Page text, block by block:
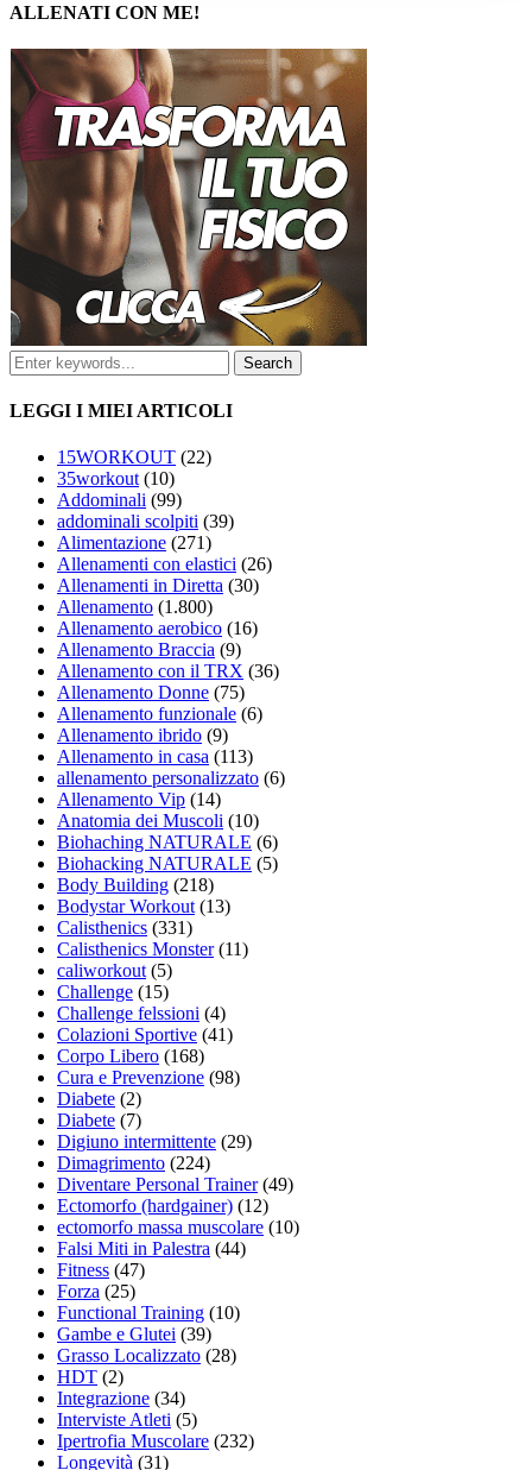
ALLENATI CON ME!
LEGGI I MIEI ARTICOLI
15WORKOUT (22)
35workout (10)
Addominali (99)
addominali scolpiti (39)
Alimentazione (271)
Allenamenti con elastici (26)
Allenamenti in Diretta (30)
Allenamento (1.800)
Allenamento aerobico (16)
Allenamento Braccia (9)
Allenamento con il TRX (36)
Allenamento Donne (75)
Allenamento funzionale (6)
Allenamento ibrido (9)
Allenamento in casa (113)
allenamento personalizzato (6)
Allenamento Vip (14)
Anatomia dei Muscoli (10)
Biohaching NATURALE (6)
Biohacking NATURALE (5)
Body Building (218)
Bodystar Workout (13)
Calisthenics (331)
Calisthenics Monster(11)
caliworkout (5)
Challenge (15)
Challenge felssioni (4)
Colazioni Sportive (41)
Corpo Libero (168)
Cura e Prevenzione (98)
Diabete (2)
Diabete (7)
Digiuno intermittente (29)
Dimagrimento (224)
Diventare Personal Trainer(49)
Ectomorfo (hardgainer) (12)
ectomorfo massa muscolare (10)
Falsi Miti in Palestra (44)
Fitness (47)
Forza (25)
Functional Training (10)
Gambe e Glutei (39)
Grasso Localizzato (28)
HDT (2)
Integrazione (34)
Interviste Atleti (5)
Ipertrofia Muscolare (232)
Longevità (31)